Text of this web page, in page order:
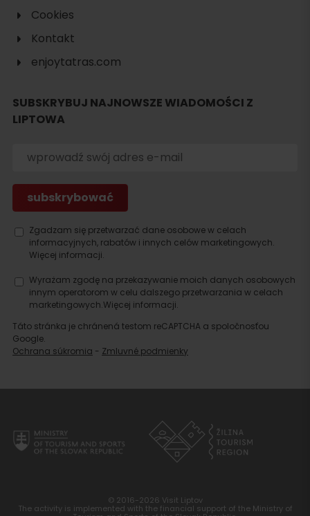
noclegu
Cookies
Kontakt
enjoytatras.com
SUBSKRYBUJ NAJNOWSZE WIADOMOŚCI Z
LIPTOWA
Zgadzam się przetwarzać dane osobowe w celach
informacyjnych, rabatów i innych celów marketingowych.
Więcej informacji.
Wyrażam zgodę na przekazywanie moich danych osobowych
innym operatorom w celu dalszego przetwarzania w celach
marketingowych.Więcej informacji.
Táto stránka je chránená testom reCAPTCHA a spoločnosťou
Google.
Ochrana súkromia - Zmluvné podmienky
© 2016-2026 Visit Liptov
The activity is implemented with the financial support of the Ministry of